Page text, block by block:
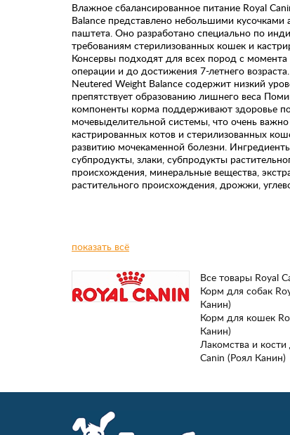
Влажное сбалансированное питание Royal
Balance представлено небольшими кусочками
паштета. Оно разработано специально по
требованиям стерилизованных кошек и
Консервы подходят для всех пород с момента
операции и до достижения 7-летнего
Neutered Weight Balance содержит низкий
препятствует образованию лишнего веса
компоненты корма поддерживают здоровье
мочевыделительной системы, что очень
кастрированных котов и стерилизованных
развитию мочекаменной болезни.
субпродукты, злаки, субпродукты
происхождения, минеральные вещества,
растительного происхождения, дрожжи,
показать всё
Все товары Royal
Корм для собак
Канин)
Корм для кошек
Канин)
Лакомства и кости
Canin (Роял Канин)